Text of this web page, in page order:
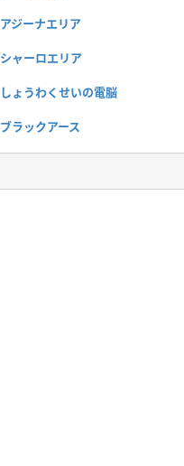
アジーナエリア
シャーロエリア
しょうわくせいの電脳
ブラックアース